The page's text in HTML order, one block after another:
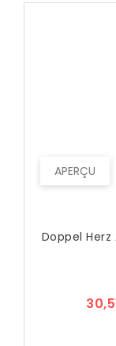
APERÇU
Doppel